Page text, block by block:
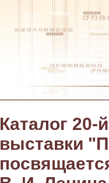
Каталог 20-
выставки